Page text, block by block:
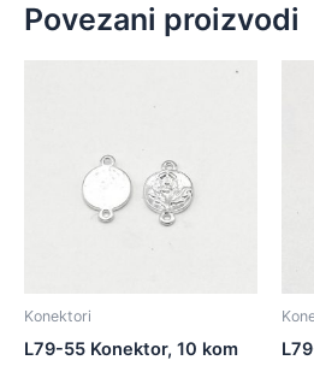
Povezani proizvodi
Konektori
L79-55 Konektor, 10 kom